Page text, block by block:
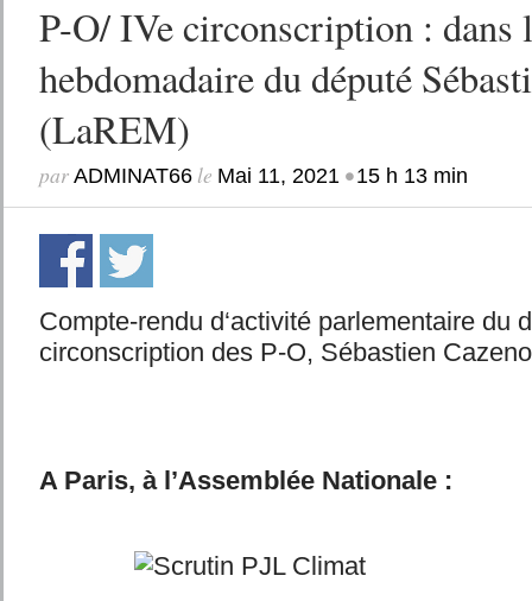
P-O/ IVe circonscription : dans
hebdomadaire du député
(LaREM)
par ADMINAT66le Mai 11, 2021•15 h 13 min
Compte-rendu d‘activité parlementaire du
circonscription des P-O, Sébastien
A Paris, à l’Assemblée Nationale :